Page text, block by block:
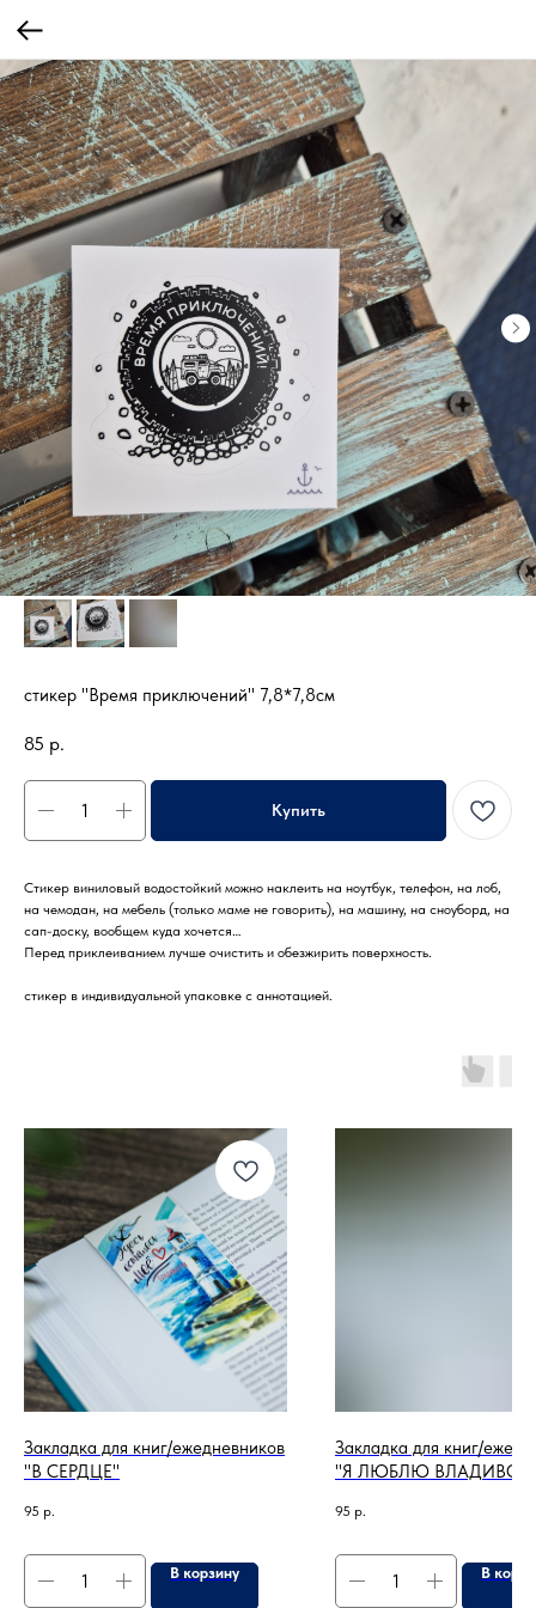
стикер "Время приключений" 7,8*7,8см
85 р.
Купить
Стикер виниловый водостойкий можно наклеить на ноутбук, телефон, на лоб,
на чемодан, на мебель (только маме не говорить), на машину, на сноуборд, на
сап-доску, вообщем куда хочется…
Перед приклеиванием лучше очистить и обезжирить поверхность.
стикер в индивидуальной упаковке с аннотацией.
Закладка для книг/ежедневников
"В СЕРДЦЕ"
95 р.
В корзину
Закладка для книг/
"Я ЛЮБЛЮ
95 р.
В